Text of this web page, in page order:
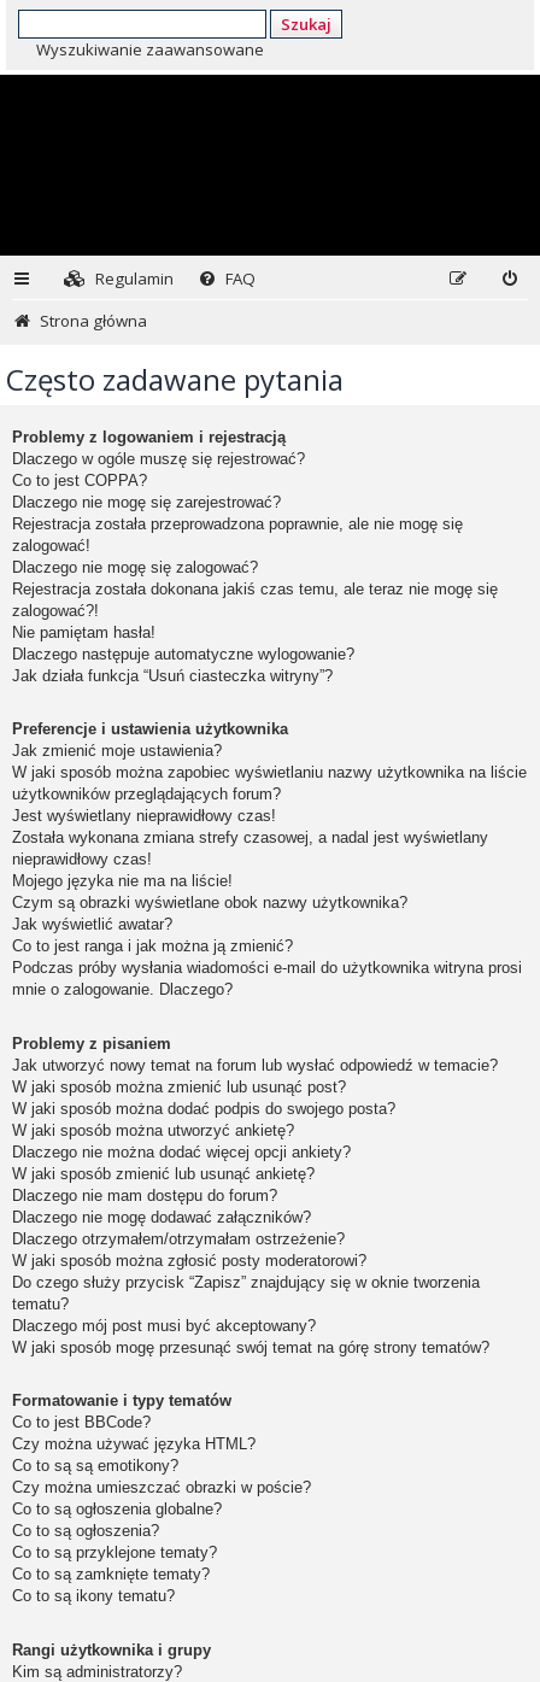
Szukaj
Wyszukiwanie zaawansowane
Regulamin
FAQ
Strona główna
Często zadawane pytania
Problemy z logowaniem i rejestracją
Dlaczego w ogóle muszę się rejestrować?
Co to jest COPPA?
Dlaczego nie mogę się zarejestrować?
Rejestracja została przeprowadzona poprawnie, ale nie mogę się
zalogować!
Dlaczego nie mogę się zalogować?
Rejestracja została dokonana jakiś czas temu, ale teraz nie mogę się
zalogować?!
Nie pamiętam hasła!
Dlaczego następuje automatyczne wylogowanie?
Jak działa funkcja “Usuń ciasteczka witryny”?
Preferencje i ustawienia użytkownika
Jak zmienić moje ustawienia?
W jaki sposób można zapobiec wyświetlaniu nazwy użytkownika na liście
użytkowników przeglądających forum?
Jest wyświetlany nieprawidłowy czas!
Została wykonana zmiana strefy czasowej, a nadal jest wyświetlany
nieprawidłowy czas!
Mojego języka nie ma na liście!
Czym są obrazki wyświetlane obok nazwy użytkownika?
Jak wyświetlić awatar?
Co to jest ranga i jak można ją zmienić?
Podczas próby wysłania wiadomości e-mail do użytkownika witryna prosi
mnie o zalogowanie. Dlaczego?
Problemy z pisaniem
Jak utworzyć nowy temat na forum lub wysłać odpowiedź w temacie?
W jaki sposób można zmienić lub usunąć post?
W jaki sposób można dodać podpis do swojego posta?
W jaki sposób można utworzyć ankietę?
Dlaczego nie można dodać więcej opcji ankiety?
W jaki sposób zmienić lub usunąć ankietę?
Dlaczego nie mam dostępu do forum?
Dlaczego nie mogę dodawać załączników?
Dlaczego otrzymałem/otrzymałam ostrzeżenie?
W jaki sposób można zgłosić posty moderatorowi?
Do czego służy przycisk “Zapisz” znajdujący się w oknie tworzenia
tematu?
Dlaczego mój post musi być akceptowany?
W jaki sposób mogę przesunąć swój temat na górę strony tematów?
Formatowanie i typy tematów
Co to jest BBCode?
Czy można używać języka HTML?
Co to są są emotikony?
Czy można umieszczać obrazki w poście?
Co to są ogłoszenia globalne?
Co to są ogłoszenia?
Co to są przyklejone tematy?
Co to są zamknięte tematy?
Co to są ikony tematu?
Rangi użytkownika i grupy
Kim są administratorzy?